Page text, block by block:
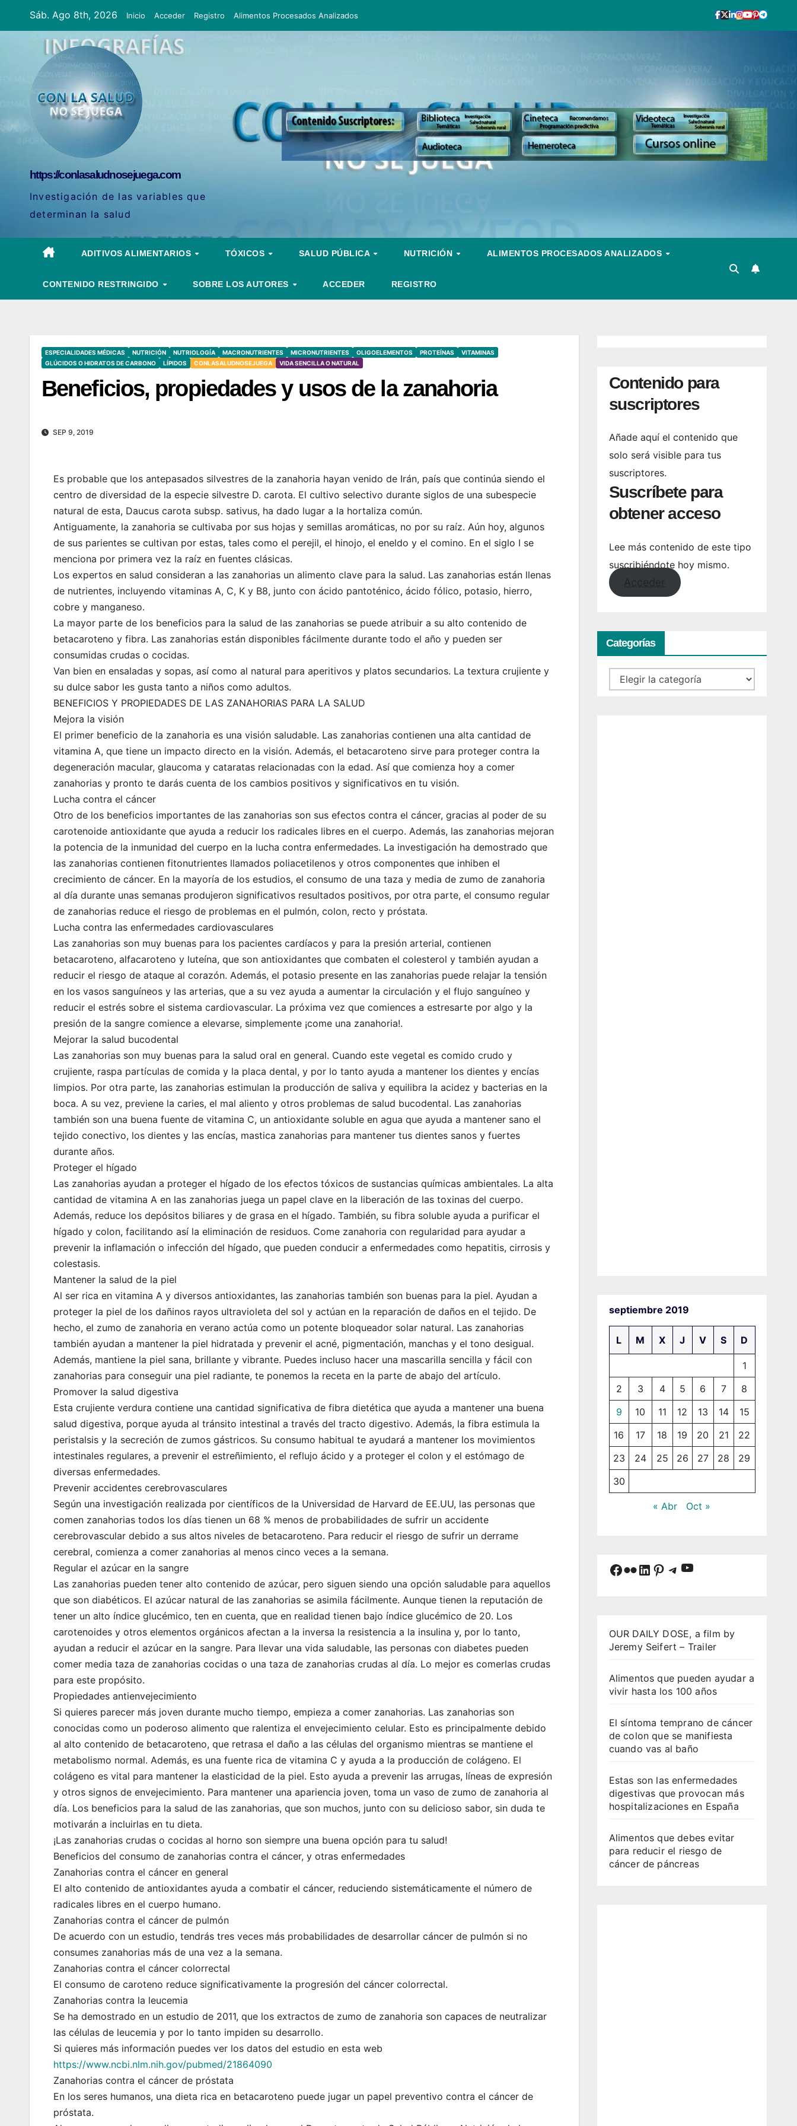
contenido
Sáb. Ago 8th, 2026 Inicio Acceder Registro Alimentos Procesados Analizados
https://conlasaludnosejuega.com
Investigación de las variables que
determinan la salud
ADITIVOS ALIMENTARIOS TÓXICOS SALUD PÚBLICA NUTRICIÓN ALIMENTOS PROCESADOS ANALIZADOS
CONTENIDO RESTRINGIDO SOBRE LOS AUTORES ACCEDER REGISTRO
ESPECIALIDADES MÉDICAS NUTRICIÓN NUTRIOLOGÍA MACRONUTRIENTES MICRONUTRIENTES OLIGOELEMENTOS PROTEÍNAS
VITAMINAS
GLÚCIDOS O HIDRATOS DE CARBONO
LÍPIDOS CONLASALUDNOSEJUEGA VIDA SENCILLA O NATURAL
Beneficios, propiedades y usos de la zanahoria
SEP 9, 2019
Es probable que los antepasados silvestres de la zanahoria hayan venido de Irán, país que continúa siendo el
centro de diversidad de la especie silvestre D. carota. El cultivo selectivo durante siglos de una subespecie
natural de esta, Daucus carota subsp. sativus, ha dado lugar a la hortaliza común.​
Antiguamente, la zanahoria se cultivaba por sus hojas y semillas aromáticas, no por su raíz. Aún hoy, algunos
de sus parientes se cultivan por estas, tales como el perejil, el hinojo, el eneldo y el comino. En el siglo I se
menciona por primera vez la raíz en fuentes clásicas.
Los expertos en salud consideran a las zanahorias un alimento clave para la salud. Las zanahorias están llenas
de nutrientes, incluyendo vitaminas A, C, K y B8, junto con ácido pantoténico, ácido fólico, potasio, hierro,
cobre y manganeso.
La mayor parte de los beneficios para la salud de las zanahorias se puede atribuir a su alto contenido de
betacaroteno y fibra. Las zanahorias están disponibles fácilmente durante todo el año y pueden ser
consumidas crudas o cocidas.
Van bien en ensaladas y sopas, así como al natural para aperitivos y platos secundarios. La textura crujiente y
su dulce sabor les gusta tanto a niños como adultos.
BENEFICIOS Y PROPIEDADES DE LAS ZANAHORIAS PARA LA SALUD
Mejora la visión
El primer beneficio de la zanahoria es una visión saludable. Las zanahorias contienen una alta cantidad de
vitamina A, que tiene un impacto directo en la visión. Además, el betacaroteno sirve para proteger contra la
degeneración macular, glaucoma y cataratas relacionadas con la edad. Así que comienza hoy a comer
zanahorias y pronto te darás cuenta de los cambios positivos y significativos en tu visión.
Lucha contra el cáncer
Otro de los beneficios importantes de las zanahorias son sus efectos contra el cáncer, gracias al poder de su
carotenoide antioxidante que ayuda a reducir los radicales libres en el cuerpo. Además, las zanahorias mejoran
la potencia de la inmunidad del cuerpo en la lucha contra enfermedades. La investigación ha demostrado que
las zanahorias contienen fitonutrientes llamados poliacetilenos y otros componentes que inhiben el
crecimiento de cáncer. En la mayoría de los estudios, el consumo de una taza y media de zumo de zanahoria
al día durante unas semanas produjeron significativos resultados positivos, por otra parte, el consumo regular
de zanahorias reduce el riesgo de problemas en el pulmón, colon, recto y próstata.
Lucha contra las enfermedades cardiovasculares
Las zanahorias son muy buenas para los pacientes cardíacos y para la presión arterial, contienen
betacaroteno, alfacaroteno y luteína, que son antioxidantes que combaten el colesterol y también ayudan a
reducir el riesgo de ataque al corazón. Además, el potasio presente en las zanahorias puede relajar la tensión
en los vasos sanguíneos y las arterias, que a su vez ayuda a aumentar la circulación y el flujo sanguíneo y
reducir el estrés sobre el sistema cardiovascular. La próxima vez que comiences a estresarte por algo y la
presión de la sangre comience a elevarse, simplemente ¡come una zanahoria!.
Mejorar la salud bucodental
Las zanahorias son muy buenas para la salud oral en general. Cuando este vegetal es comido crudo y
crujiente, raspa partículas de comida y la placa dental, y por lo tanto ayuda a mantener los dientes y encías
limpios. Por otra parte, las zanahorias estimulan la producción de saliva y equilibra la acidez y bacterias en la
boca. A su vez, previene la caries, el mal aliento y otros problemas de salud bucodental. Las zanahorias
también son una buena fuente de vitamina C, un antioxidante soluble en agua que ayuda a mantener sano el
tejido conectivo, los dientes y las encías, mastica zanahorias para mantener tus dientes sanos y fuertes
durante años.
Proteger el hígado
Las zanahorias ayudan a proteger el hígado de los efectos tóxicos de sustancias químicas ambientales. La alta
cantidad de vitamina A en las zanahorias juega un papel clave en la liberación de las toxinas del cuerpo.
Además, reduce los depósitos biliares y de grasa en el hígado. También, su fibra soluble ayuda a purificar el
hígado y colon, facilitando así la eliminación de residuos. Come zanahoria con regularidad para ayudar a
prevenir la inflamación o infección del hígado, que pueden conducir a enfermedades como hepatitis, cirrosis y
colestasis.
Mantener la salud de la piel
Al ser rica en vitamina A y diversos antioxidantes, las zanahorias también son buenas para la piel. Ayudan a
proteger la piel de los dañinos rayos ultravioleta del sol y actúan en la reparación de daños en el tejido. De
hecho, el zumo de zanahoria en verano actúa como un potente bloqueador solar natural. Las zanahorias
también ayudan a mantener la piel hidratada y prevenir el acné, pigmentación, manchas y el tono desigual.
Además, mantiene la piel sana, brillante y vibrante. Puedes incluso hacer una mascarilla sencilla y fácil con
zanahorias para conseguir una piel radiante, te ponemos la receta en la parte de abajo del artículo.
Promover la salud digestiva
Esta crujiente verdura contiene una cantidad significativa de fibra dietética que ayuda a mantener una buena
salud digestiva, porque ayuda al tránsito intestinal a través del tracto digestivo. Además, la fibra estimula la
peristalsis y la secreción de zumos gástricos. Su consumo habitual te ayudará a mantener los movimientos
intestinales regulares, a prevenir el estreñimiento, el reflujo ácido y a proteger el colon y el estómago de
diversas enfermedades.
Prevenir accidentes cerebrovasculares
Según una investigación realizada por científicos de la Universidad de Harvard de EE.UU, las personas que
comen zanahorias todos los días tienen un 68 % menos de probabilidades de sufrir un accidente
cerebrovascular debido a sus altos niveles de betacaroteno. Para reducir el riesgo de sufrir un derrame
cerebral, comienza a comer zanahorias al menos cinco veces a la semana.
Regular el azúcar en la sangre
Las zanahorias pueden tener alto contenido de azúcar, pero siguen siendo una opción saludable para aquellos
que son diabéticos. El azúcar natural de las zanahorias se asimila fácilmente. Aunque tienen la reputación de
tener un alto índice glucémico, ten en cuenta, que en realidad tienen bajo índice glucémico de 20. Los
carotenoides y otros elementos orgánicos afectan a la inversa la resistencia a la insulina y, por lo tanto,
ayudan a reducir el azúcar en la sangre. Para llevar una vida saludable, las personas con diabetes pueden
comer media taza de zanahorias cocidas o una taza de zanahorias crudas al día. Lo mejor es comerlas crudas
para este propósito.
Propiedades antienvejecimiento
Si quieres parecer más joven durante mucho tiempo, empieza a comer zanahorias. Las zanahorias son
conocidas como un poderoso alimento que ralentiza el envejecimiento celular. Esto es principalmente debido
al alto contenido de betacaroteno, que retrasa el daño a las células del organismo mientras se mantiene el
metabolismo normal. Además, es una fuente rica de vitamina C y ayuda a la producción de colágeno. El
colágeno es vital para mantener la elasticidad de la piel. Esto ayuda a prevenir las arrugas, líneas de expresión
y otros signos de envejecimiento. Para mantener una apariencia joven, toma un vaso de zumo de zanahoria al
día. Los beneficios para la salud de las zanahorias, que son muchos, junto con su delicioso sabor, sin duda te
motivarán a incluirlas en tu dieta.
¡Las zanahorias crudas o cocidas al horno son siempre una buena opción para tu salud!
Beneficios del consumo de zanahorias contra el cáncer, y otras enfermedades
Zanahorias contra el cáncer en general
El alto contenido de antioxidantes ayuda a combatir el cáncer, reduciendo sistemáticamente el número de
radicales libres en el cuerpo humano.
Zanahorias contra el cáncer de pulmón
De acuerdo con un estudio, tendrás tres veces más probabilidades de desarrollar cáncer de pulmón si no
consumes zanahorias más de una vez a la semana.
Zanahorias contra el cáncer colorrectal
El consumo de caroteno reduce significativamente la progresión del cáncer colorrectal.
Zanahorias contra la leucemia
Se ha demostrado en un estudio de 2011, que los extractos de zumo de zanahoria son capaces de neutralizar
las células de leucemia y por lo tanto impiden su desarrollo.
Si quieres más información puedes ver los datos del estudio en esta web
https://www.ncbi.nlm.nih.gov/pubmed/21864090
Zanahorias contra el cáncer de próstata
En los seres humanos, una dieta rica en betacaroteno puede jugar un papel preventivo contra el cáncer de
próstata.
Contenido para
suscriptores
Añade aquí el contenido que
solo será visible para tus
suscriptores.
Suscríbete para
obtener acceso
Lee más contenido de este tipo
suscribiéndote hoy mismo.
Acceder
Categorías
Categorías
septiembre 2019
L M X J V S D
1
2
3 4 5 6 7
8
9
10 11 12 13 14
15
16
17 18 19 20 21
22
23
24 25 26 27 28
29
30
« Abr Oct »
Facebook
Flickr
LinkedIn
Pinterest
Telegram
YouTube
OUR DAILY DOSE, a film by
Jeremy Seifert – Trailer
Alimentos que pueden ayudar a
vivir hasta los 100 años
El síntoma temprano de cáncer
de colon que se manifiesta
cuando vas al baño
Estas son las enfermedades
digestivas que provocan más
hospitalizaciones en España
Alimentos que debes evitar
para reducir el riesgo de
cáncer de páncreas